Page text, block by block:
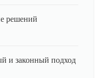
решений
и законный подход